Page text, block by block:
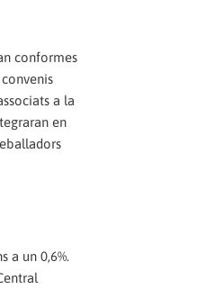
conformes
a la
en
a un 0,6%.